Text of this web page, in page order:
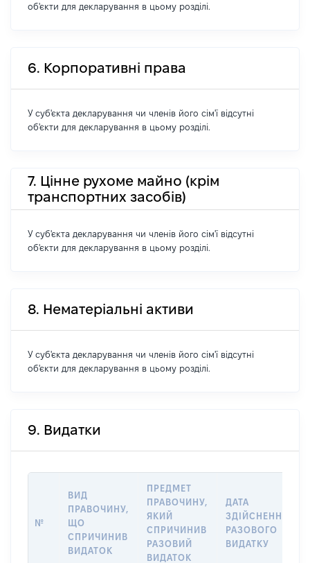
об'єкти для декларування в цьому розділі.
6. Корпоративні права
У суб'єкта декларування чи членів його сім'ї відсутні
об'єкти для декларування в цьому розділі.
7. Цінне рухоме майно (крім
транспортних засобів)
У суб'єкта декларування чи членів його сім'ї відсутні
об'єкти для декларування в цьому розділі.
8. Нематеріальні активи
У суб'єкта декларування чи членів його сім'ї відсутні
об'єкти для декларування в цьому розділі.
9. Видатки
№
ВИД
ПРАВОЧИНУ,
ЩО
СПРИЧИНИВ
ВИДАТОК
ПРЕДМЕТ
ПРАВОЧИНУ,
ЯКИЙ
СПРИЧИНИВ
РАЗОВИЙ
ВИДАТОК
ДАТА
ЗДІЙСНЕННЯ
РАЗОВОГО
ВИДАТКУ